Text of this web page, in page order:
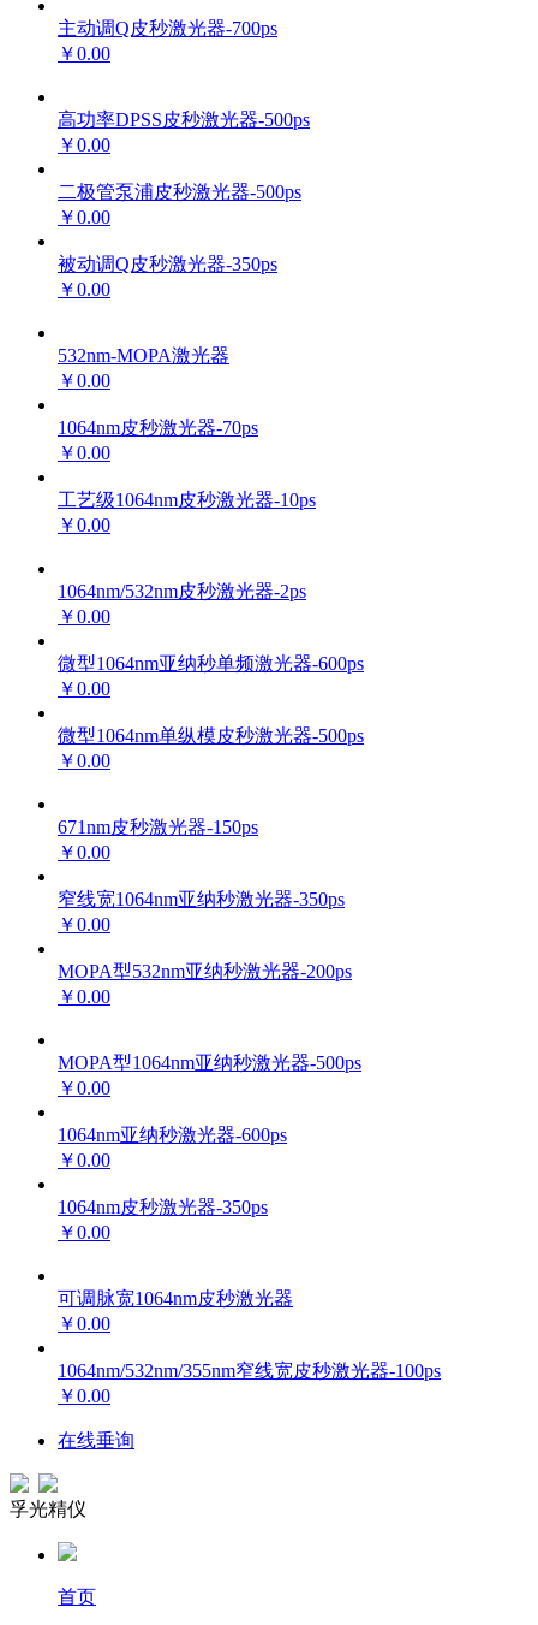
主动调Q皮秒激光器-700ps
￥0.00
高功率DPSS皮秒激光器-500ps
￥0.00
二极管泵浦皮秒激光器-500ps
￥0.00
被动调Q皮秒激光器-350ps
￥0.00
532nm-MOPA激光器
￥0.00
1064nm皮秒激光器-70ps
￥0.00
工艺级1064nm皮秒激光器-10ps
￥0.00
1064nm/532nm皮秒激光器-2ps
￥0.00
微型1064nm亚纳秒单频激光器-600ps
￥0.00
微型1064nm单纵模皮秒激光器-500ps
￥0.00
671nm皮秒激光器-150ps
￥0.00
窄线宽1064nm亚纳秒激光器-350ps
￥0.00
MOPA型532nm亚纳秒激光器-200ps
￥0.00
MOPA型1064nm亚纳秒激光器-500ps
￥0.00
1064nm亚纳秒激光器-600ps
￥0.00
1064nm皮秒激光器-350ps
￥0.00
可调脉宽1064nm皮秒激光器
￥0.00
1064nm/532nm/355nm窄线宽皮秒激光器-100ps
￥0.00
在线垂询
孚光精仪
首页